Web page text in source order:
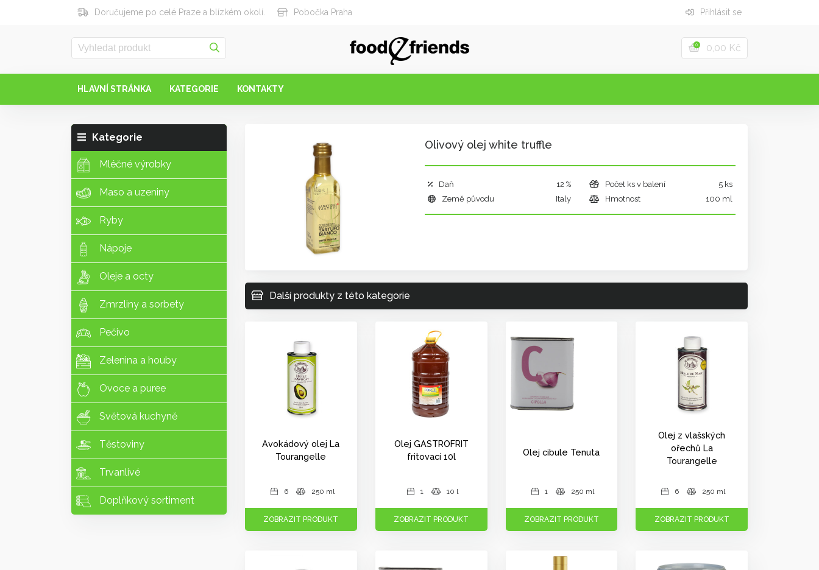
Doručujeme po celé Praze a blízkém okolí. Pobočka Praha Přihlásit se
0 0,00 Kč
HLAVNÍ STRÁNKA KATEGORIE KONTAKTY
Kategorie
Mléčné výrobky
Maso a uzeniny
Ryby
Nápoje
Oleje a octy
Zmrzliny a sorbety
Pečivo
Zelenina a houby
Ovoce a puree
Světová kuchyně
Těstoviny
Trvanlivé
Doplňkový sortiment
Olivový olej white truffle
Daň
12 %
Země původu
Italy
Počet ks v balení
5 ks
Hmotnost
100 ml
Další produkty z této kategorie
Avokádový olej La
Tourangelle
6 250 ml
ZOBRAZIT PRODUKT
Olej GASTROFRIT
fritovací 10l
1 10 l
ZOBRAZIT PRODUKT
Olej cibule Tenuta
1 250 ml
ZOBRAZIT PRODUKT
Olej z vlašských
ořechů La
Tourangelle
6 250 ml
ZOBRAZIT PRODUKT